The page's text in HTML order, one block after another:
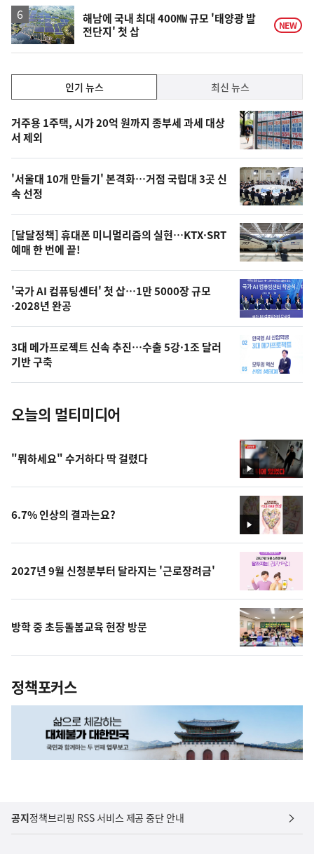
해남에 국내 최대 400㎿ 규모 '태양광 발
전단지' 첫 삽
NEW
기,
최
신,
오
늘
의
영
상
오
늘
사
진
인기 뉴스 최신 뉴스
기
뉴
스
거주용 1주택, 시가 20억 원까지 종부세 과세 대상
서 제외
'서울대 10개 만들기' 본격화…거점 국립대 3곳 신
속 선정
[달달정책] 휴대폰 미니멀리즘의 실현…KTX·SRT
예매 한 번에 끝!
'국가 AI 컴퓨팅센터' 첫 삽…1만 5000장 규모
·2028년 완공
3대 메가프로젝트 신속 추진…수출 5강·1조 달러
기반 구축
오늘의 멀티미디어
영
상
"뭐하세요" 수거하다 딱 걸렸다
영
상
6.7% 인상의 결과는요?
2027년 9월 신청분부터 달라지는 '근로장려금'
방학 중 초등돌봄교육 현장 방문
정책포커스
공지정책브리핑 RSS 서비스 제공 중단 안내